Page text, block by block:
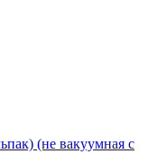
(не вакуумная с